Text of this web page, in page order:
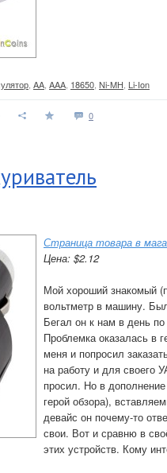
AA AAA 18650 Ni-MH Li-Ion
0
Страница товара в
Цена: $2.12
Мой хороший знакомый
вольтметр в машину.
Бегал он к нам в день
Проблемка оказалась в
меня и попросил
на работу и для своего
просил. Но в
герой обзора),
девайс он почему-то
свои. Вот и сравню в
этих устройств. Кому